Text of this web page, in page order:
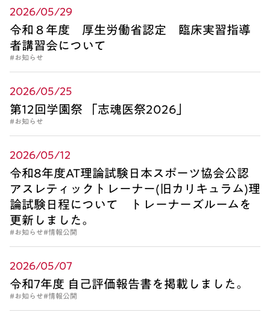
2026/05/29
令和８年度 厚生労働省認定 臨床実習指導
者講習会について
#お知らせ
2026/05/25
第12回学園祭 「志魂医祭2026」
#お知らせ
2026/05/12
令和8年度AT理論試験日本スポーツ協会公認
アスレティックトレーナー(旧カリキュラム)理
論試験日程について トレーナーズルームを
更新しました。
#お知らせ#情報公開
2026/05/07
令和7年度 自己評価報告書を掲載しました。
#お知らせ#情報公開